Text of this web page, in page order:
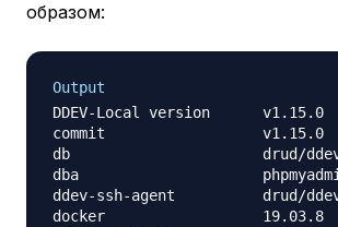
образом:
Output
DDEV-Local version	v1.15.0
commit            	v1.15.0
db                	drud/ddev-dbserver-mariadb-10.2:v1.15.0
dba               	phpmyadmin/phpmyadmin:5
ddev-ssh-agent    	drud/ddev-ssh-agent:v1.15.0
docker            	19.03.8